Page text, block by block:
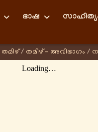
ഭാഷ
തമിഴ് / തമിഴ് - അവിഭാഗം /